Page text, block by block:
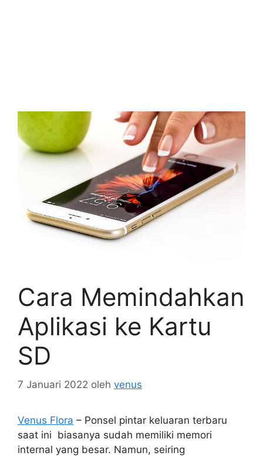
Cara Memindahkan
Aplikasi ke Kartu
SD
7 Januari 2022 oleh venus
Venus Flora – Ponsel pintar keluaran terbaru
saat ini biasanya sudah memiliki memori
internal yang besar. Namun, seiring